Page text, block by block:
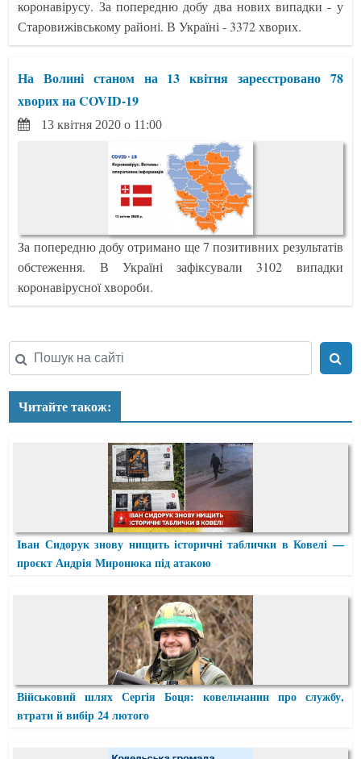
коронавірусу. За попередню добу два нових випадки - у
Старовижівському районі. В Україні - 3372 хворих.
На Волині станом на 13 квітня зареєстровано 78
хворих на COVID-19
13 квітня 2020 о 11:00
За попередню добу отримано ще 7 позитивних результатів
обстеження. В Україні зафіксували 3102 випадки
коронавірусної хвороби.
Читайте також:
Іван Сидорук знову нищить історичні таблички в Ковелі —
проєкт Андрія Миронюка під атакою
Військовий шлях Сергія Боця: ковельчанин про службу,
втрати й вибір 24 лютого